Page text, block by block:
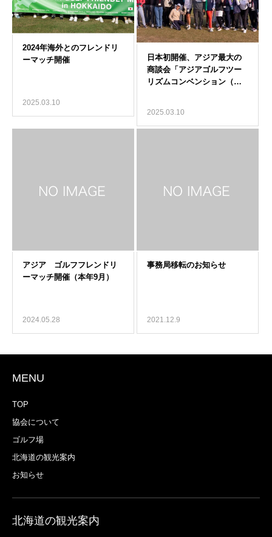
2025.03.10
2025.03.10
2024.05.28 2021.12.9
MENU
TOP
協会について
ゴルフ場
北海道の観光案内
お知らせ
北海道の観光案内